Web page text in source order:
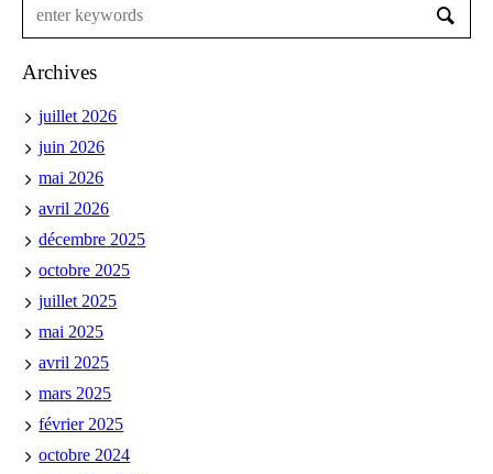
Archives
juillet 2026
juin 2026
mai 2026
avril 2026
décembre 2025
octobre 2025
juillet 2025
mai 2025
avril 2025
mars 2025
février 2025
octobre 2024